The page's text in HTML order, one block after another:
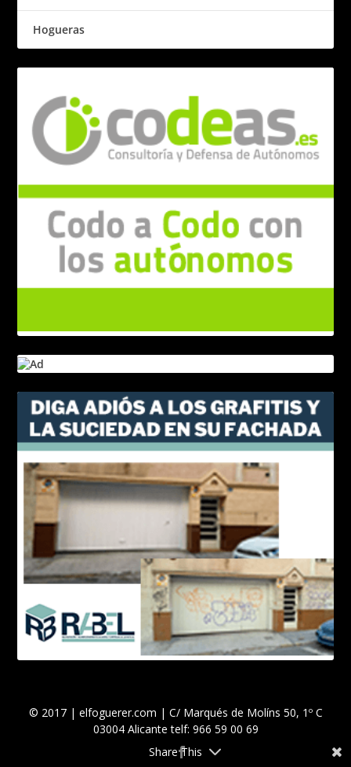
Hogueras
© 2017 | elfoguerer.com | C/ Marqués de Molíns 50, 1º C
03004 Alicante telf: 966 59 00 69
Share This